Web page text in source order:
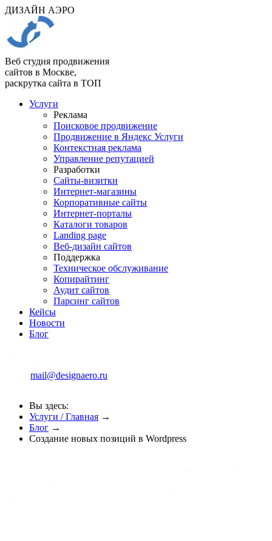
ДИЗАЙН АЭРО
Веб студия продвижения
сайтов в Москве,
раскрутка сайта в ТОП
Услуги
Реклама
Поисковое продвижение
Продвижение в Яндекс Услуги
Контекстная реклама
Управление репутацией
Разработки
Сайты-визитки
Интернет-магазины
Корпоративные сайты
Интернет-порталы
Каталоги товаров
Landing page
Веб-дизайн сайтов
Поддержка
Техническое обслуживание
Копирайтинг
Аудит сайтов
Парсинг сайтов
Кейсы
Новости
Блог
mail@designaero.ru
Вы здесь:
Услуги / Главная →
Блог →
Создание новых позиций в Wordpress